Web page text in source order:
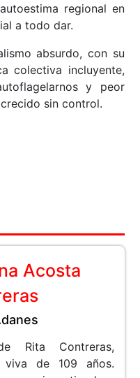
regional en
a todo dar.
absurdo, con su
colectiva incluyente,
y peor
sin control.
Acosta
Rita Contreras,
viva de 109 años.